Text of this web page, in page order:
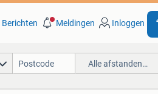
Berichten Meldingen Inloggen
Alle afstanden…